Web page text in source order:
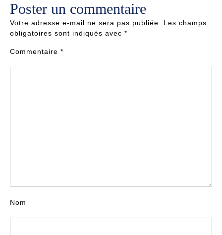
Poster un commentaire
Votre adresse e-mail ne sera pas publiée. Les champs
obligatoires sont indiqués avec *
Commentaire *
Nom